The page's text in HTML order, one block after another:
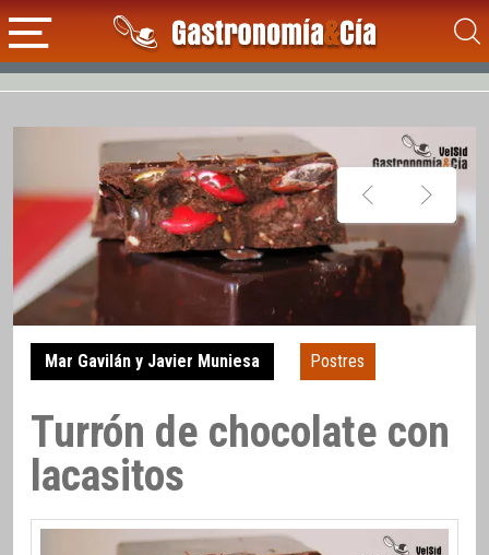
Mar Gavilán y Javier Muniesa Postres
Turrón de chocolate con
lacasitos